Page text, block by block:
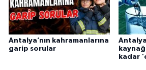
Antalya’nın kahramanlarına
garip sorular
kadar